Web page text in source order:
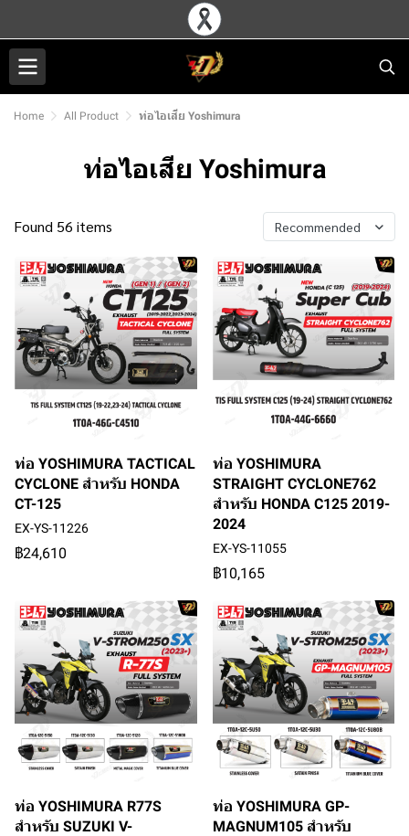
Home All Product ท่อไอเสีย Yoshimura
ท่อไอเสีย Yoshimura
Found 56 items Recommended
ท่อ YOSHIMURA TACTICAL
CYCLONE สำหรับ HONDA
CT-125
EX-YS-11226
฿24,610
ท่อ YOSHIMURA
STRAIGHT CYCLONE762
สำหรับ HONDA C125 2019-
2024
EX-YS-11055
฿10,165
ท่อ YOSHIMURA R77S
สำหรับ SUZUKI V-
ท่อ YOSHIMURA GP-
MAGNUM105 สำหรับ